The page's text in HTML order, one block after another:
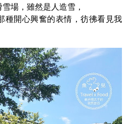
場，雖然是人造雪，
種開心興奮的表情，彷彿看見我